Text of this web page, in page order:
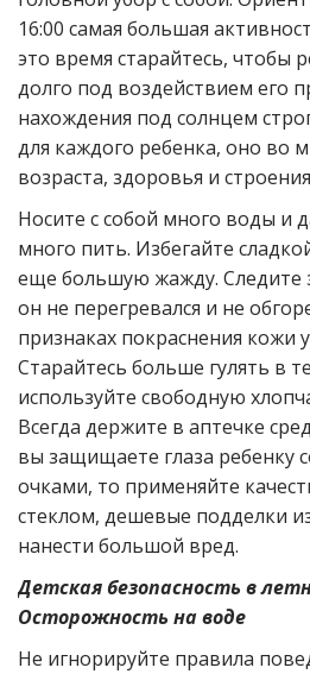
16:00 самая большая
это время старайтесь, чтобы
долго под воздействием его
нахождения под солнцем
для каждого ребенка, оно во
возраста, здоровья и
Носите с собой много воды и
много пить. Избегайте
еще большую жажду. Следите
он не перегревался и не
признаках покраснения кожи
Старайтесь больше гулять в
используйте свободную
Всегда держите в аптечке
вы защищаете глаза ребенку
очками, то применяйте
стеклом, дешевые подделки
нанести большой вред.
Детская безопасность в
Осторожность на воде
Не игнорируйте правила